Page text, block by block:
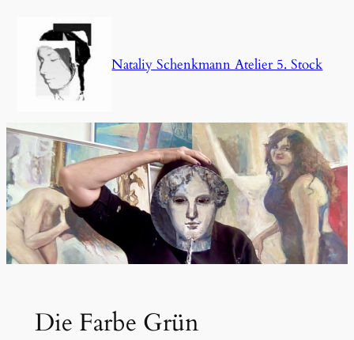
Inhalt
springen
Nataliy Schenkmann Atelier 5. Stock
Die Farbe Grün